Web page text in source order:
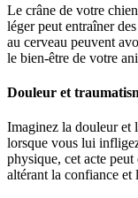
Le crâne de votre
léger peut entraîner
au cerveau peuvent
le bien-être de votre
Douleur et
Imaginez la douleur et
lorsque vous lui
physique, cet acte
altérant la confiance et